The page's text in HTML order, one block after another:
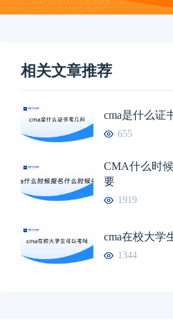
相关文章推荐
cma是什么证
655
CMA什么时
要
1919
cma在校大学
1344